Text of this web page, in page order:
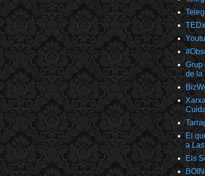
Grup
de la
El
a
Els